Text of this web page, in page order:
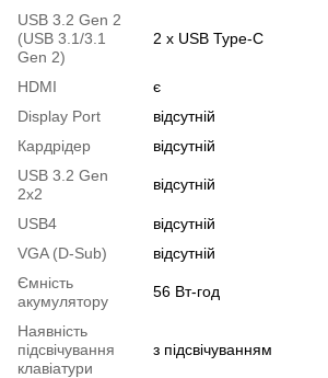
USB 3.2 Gen 2
(USB 3.1/3.1
Gen 2)
2 x USB Type-C
HDMI
є
Display Port
відсутній
Кардрідер
відсутній
USB 3.2 Gen
2x2
відсутній
USB4
відсутній
VGA (D-Sub)
відсутній
Ємність
акумулятору
56 Вт-год
Наявність
підсвічування
клавіатури
з підсвічуванням